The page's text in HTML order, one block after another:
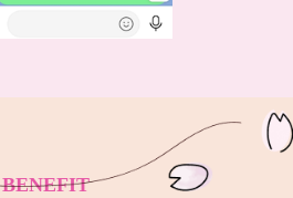
BENEFIT